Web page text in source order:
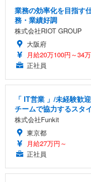
業務の効率化を目指す
務・業績好調
株式会社RIOT GROUP
大阪府
月給20万100円～34
正社員
「 IT営業 」/未経験歓
チームで協力するスタ
株式会社Funkit
東京都
月給27万円～
正社員